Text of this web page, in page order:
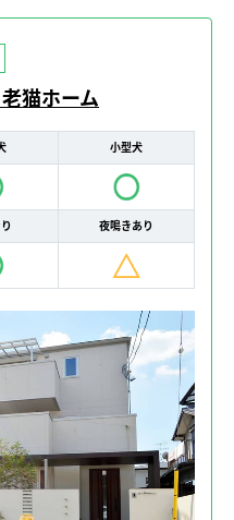
猫ホーム
小型犬
夜鳴きあり